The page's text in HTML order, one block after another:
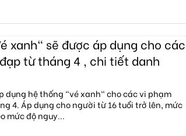
xanh" sẽ được áp dụng cho các
từ tháng 4 , chi tiết danh
dụng hệ thống "vé xanh" cho các vi phạm
4. Áp dụng cho người từ 16 tuổi trở lên, mức
mức độ nguy...